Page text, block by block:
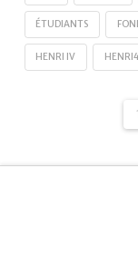
ÉTUDIANTS
HENRI IV HENRI4